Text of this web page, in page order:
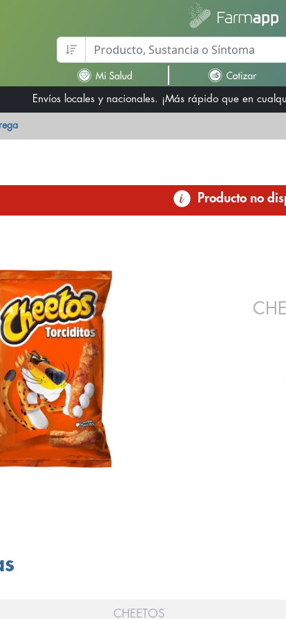
Envíos locales y nacionales. ¡Más rápido que en
Producto no
CHEETOS